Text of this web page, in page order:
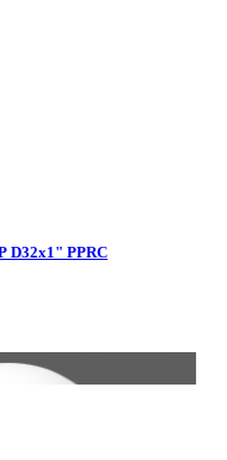
D32x1" PPRC